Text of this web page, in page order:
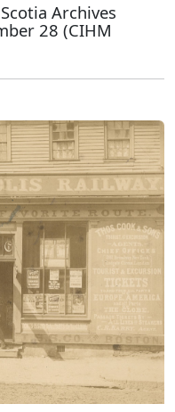
Archives
28 (CIHM